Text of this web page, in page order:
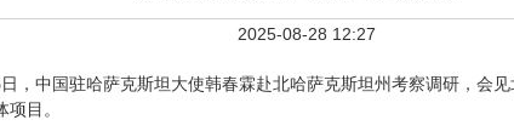
2025-08-28 12:27
日，中国驻哈萨克斯坦大使韩春霖赴北哈萨克斯坦州考察调研，会
目。